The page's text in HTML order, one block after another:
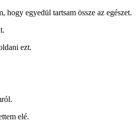
egyedül tartsam össze az egészet.
ezt.
elé.